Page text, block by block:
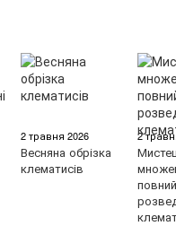
2 травня 2026
Весняна обрізка
клематисів
2
повний